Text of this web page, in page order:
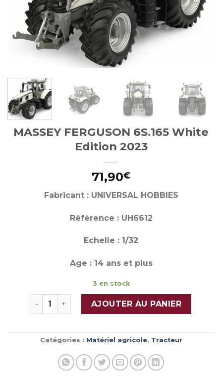
MASSEY FERGUSON 6S.165 White
Edition 2023
71,90€
Fabricant : UNIVERSAL HOBBIES
Référence : UH6612
Echelle : 1/32
Age : 14 ans et plus
3 en stock
quantité de MASSEY FERGUSON 6S.165 White
AJOUTER AU PANIER
Catégories : Matériel agricole, Tracteur